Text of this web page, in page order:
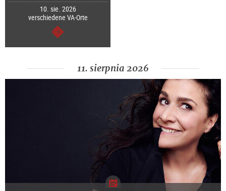
10. sie. 2026
verschiedene VA-Orte
dalej
11. sierpnia 2026